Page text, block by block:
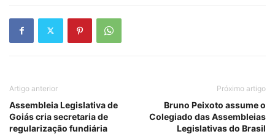
Artigo anterior
Assembleia Legislativa de
Goiás cria secretaria de
regularização fundiária
Próximo artigo
Bruno Peixoto assume o
Colegiado das Assembleias
Legislativas do Brasil